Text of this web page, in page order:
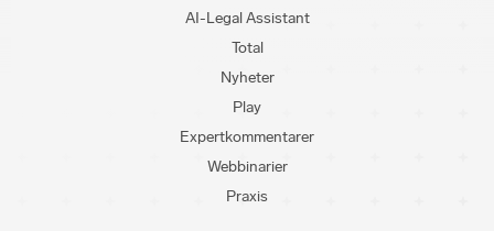
AI-Legal Assistant
Total
Nyheter
Play
Expertkommentarer
Webbinarier
Praxis